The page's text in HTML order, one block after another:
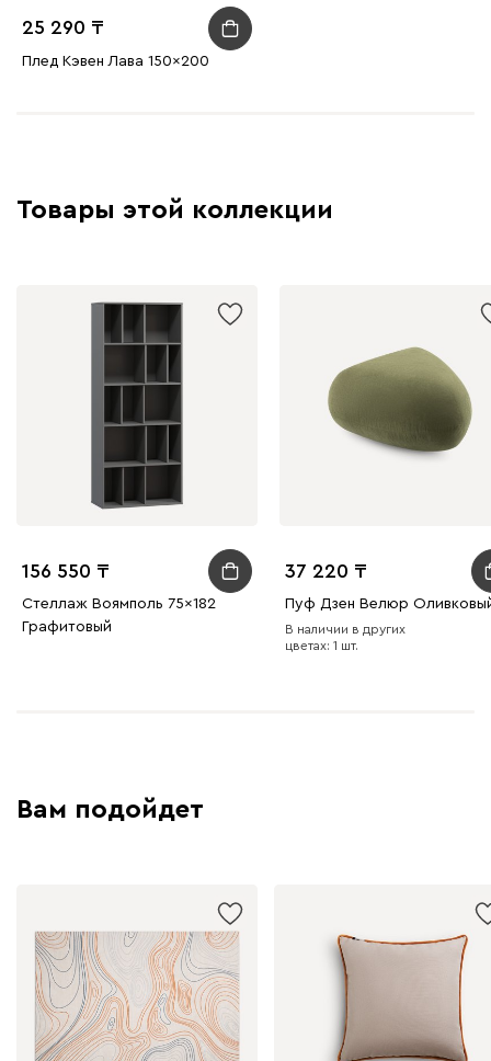
25 290
Плед Кэвен Лава 150x200
Товары этой коллекции
156 550
Стеллаж Воямполь 75x182
Графитовый
37 220
Пуф Дзен Велюр
В наличии в других
цветах: 1 шт.
Вам подойдет